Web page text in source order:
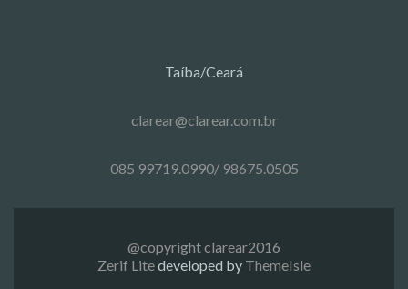
Taíba/Ceará
clarear@clarear.com.br
085 99719.0990/ 98675.0505
@copyright clarear2016
Zerif Litedeveloped by ThemeIsle